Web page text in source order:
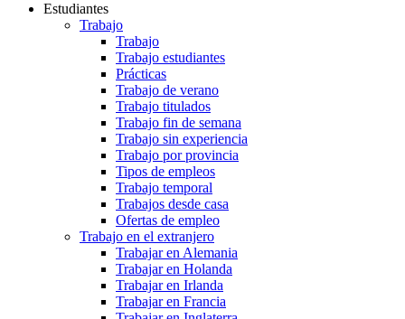
Estudiantes
Trabajo
Trabajo
Trabajo estudiantes
Prácticas
Trabajo de verano
Trabajo titulados
Trabajo fin de semana
Trabajo sin experiencia
Trabajo por provincia
Tipos de empleos
Trabajo temporal
Trabajos desde casa
Ofertas de empleo
Trabajo en el extranjero
Trabajar en Alemania
Trabajar en Holanda
Trabajar en Irlanda
Trabajar en Francia